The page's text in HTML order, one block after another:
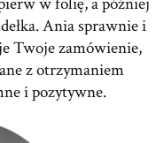
Ania sprawnie i
Twoje zamówienie,
z otrzymaniem
i pozytywne.